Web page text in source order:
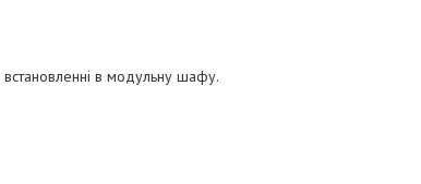
встановленні в модульну шафу.